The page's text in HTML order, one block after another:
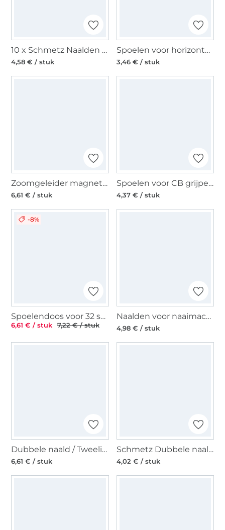
10 x Schmetz Naalden voor naaimachines 130/705 H 80 Universal
4,58 € / stuk
Spoelen voor horizontaal grijper Ø 20,5 mm KST
3,46 € / stuk
Zoomgeleider magnetisch
6,61 € / stuk
Spoelen voor CB grijper CB spoelen metaal
4,37 € / stuk
-8%
Spoelendoos voor 32 spoelen
6,61 € / stuk 7,22 € / stuk
Naalden voor naaimachines 130/705, Universal 70-90
4,98 € / stuk
Dubbele naald / Tweelingnaald 130/705, Stretch 75/4,0 mm
6,61 € / stuk
Schmetz Dubbele naald / Tweelingnaald 130/705 H ZWI Universal 4,0/80
4,02 € / stuk